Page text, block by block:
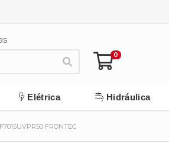
0
Elétrica Hidráulica
FRONTEC